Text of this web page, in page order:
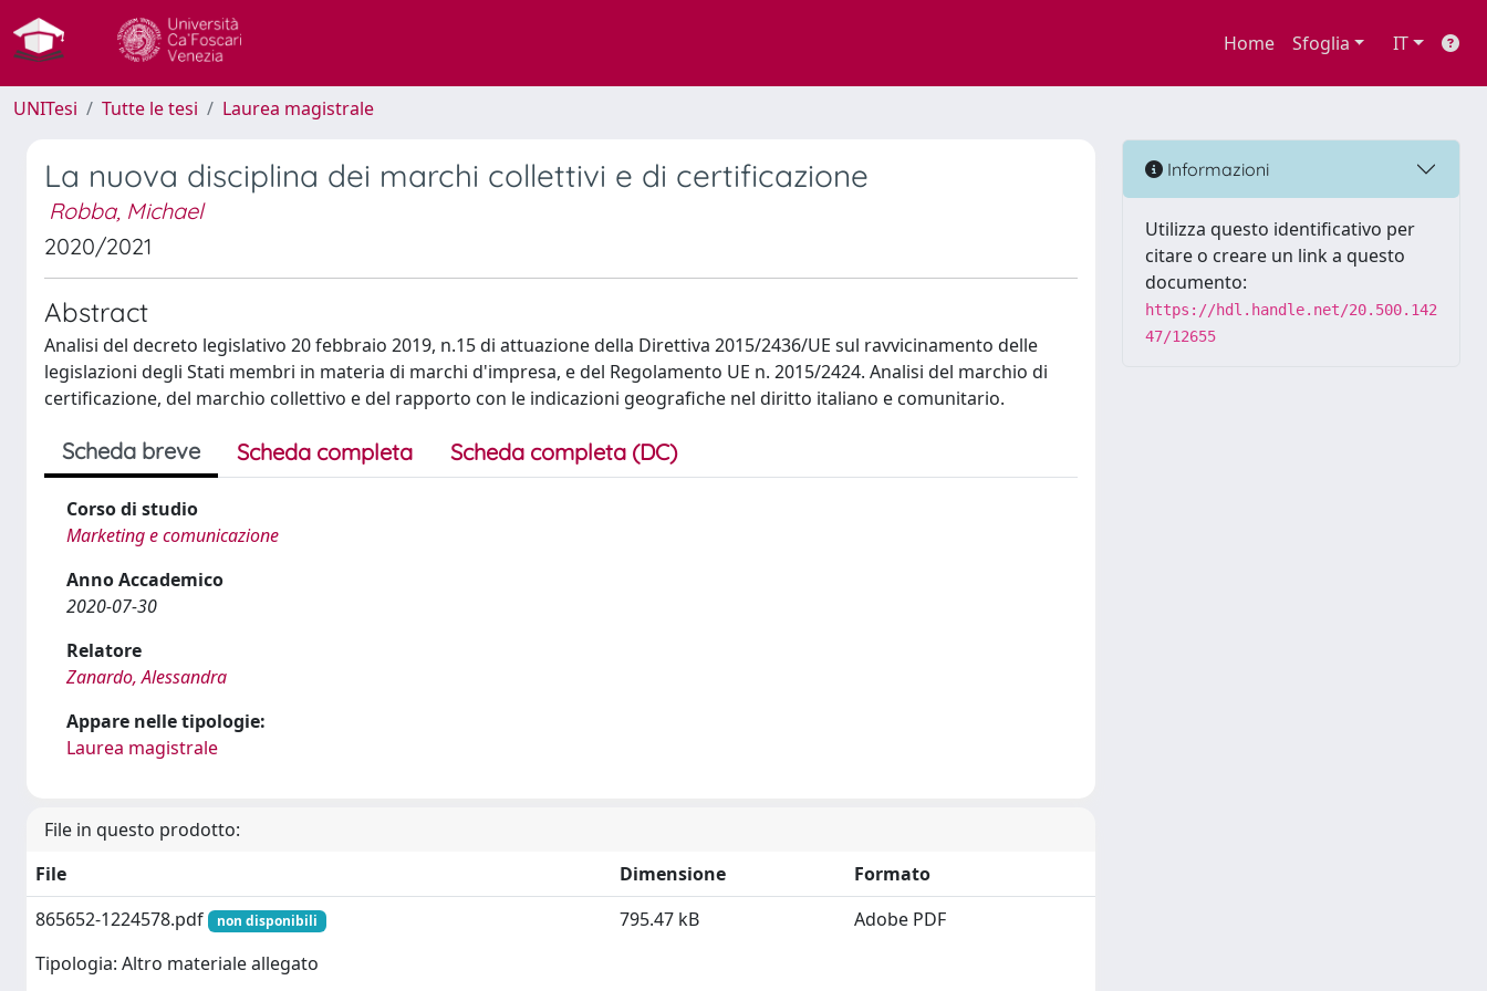
Home Sfoglia IT
UNITesi Tutte le tesi Laurea magistrale
La nuova disciplina dei marchi collettivi e di certificazione
Robba, Michael
2020/2021
Abstract
Analisi del decreto legislativo 20 febbraio 2019, n.15 di attuazione della Direttiva 2015/2436/UE sul ravvicinamento delle
legislazioni degli Stati membri in materia di marchi d'impresa, e del Regolamento UE n. 2015/2424. Analisi del marchio di
certificazione, del marchio collettivo e del rapporto con le indicazioni geografiche nel diritto italiano e comunitario.
Scheda breve Scheda completa Scheda completa (DC)
Corso di studio
Marketing e comunicazione
Anno Accademico
2020-07-30
Relatore
Zanardo, Alessandra
Appare nelle tipologie:
Laurea magistrale
File in questo prodotto:
File
Dimensione
Formato
865652-1224578.pdf
non disponibili
Tipologia: Altro materiale allegato
795.47 kB Adobe PDF
Informazioni
Utilizza questo identificativo per
citare o creare un link a questo
documento:
https://hdl.handle.net/20.500.142
47/12655